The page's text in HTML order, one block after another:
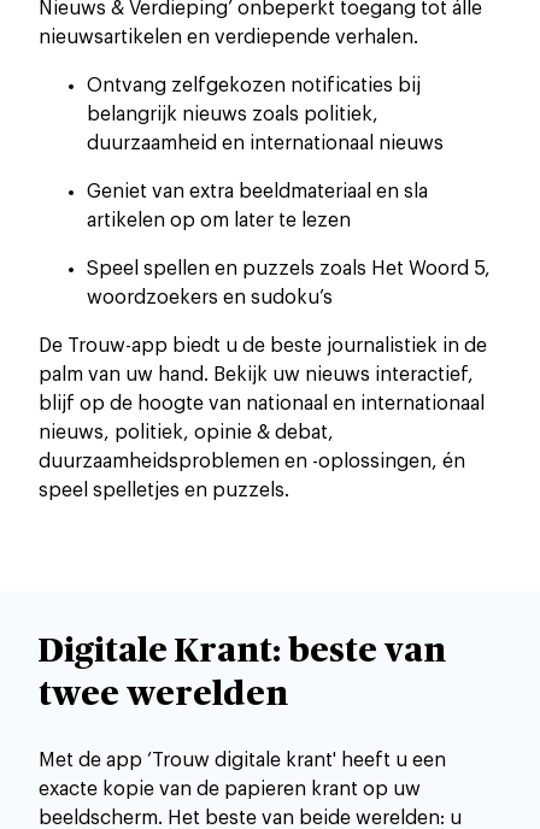
Nieuws & Verdieping’ onbeperkt toegang tot álle
nieuwsartikelen en verdiepende verhalen.
Ontvang zelfgekozen notificaties bij
belangrijk nieuws zoals politiek,
duurzaamheid en internationaal nieuws
Geniet van extra beeldmateriaal en sla
artikelen op om later te lezen
Speel spellen en puzzels zoals Het Woord 5,
woordzoekers en sudoku’s
De Trouw-app biedt u de beste journalistiek in de
palm van uw hand. Bekijk uw nieuws interactief,
blijf op de hoogte van nationaal en internationaal
nieuws, politiek, opinie & debat,
duurzaamheidsproblemen en -oplossingen, én
speel spelletjes en puzzels.
Digitale Krant: beste van
twee werelden
Met de app ‘Trouw digitale krant' heeft u een
exacte kopie van de papieren krant op uw
beeldscherm. Het beste van beide werelden: u